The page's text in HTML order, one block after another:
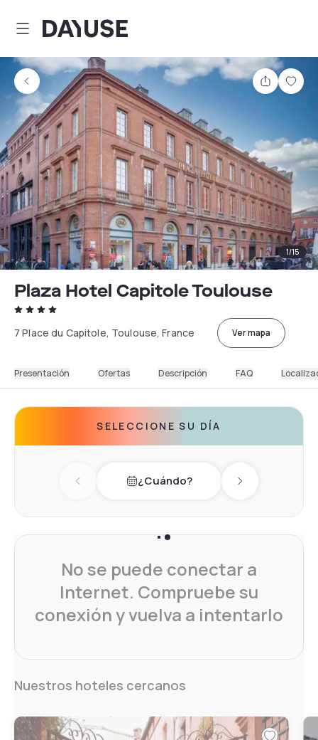
Dayuse
1/15
Plaza Hotel Capitole Toulouse
7 Place du Capitole, Toulouse, France Ver mapa
Presentación Ofertas Descripción FAQ
SELECCIONE SU DÍA
Previous day¿Cuándo? Next day
No se puede conectar a
Internet. Compruebe su
conexión y vuelva a intentarlo
Nuestros hoteles cercanos